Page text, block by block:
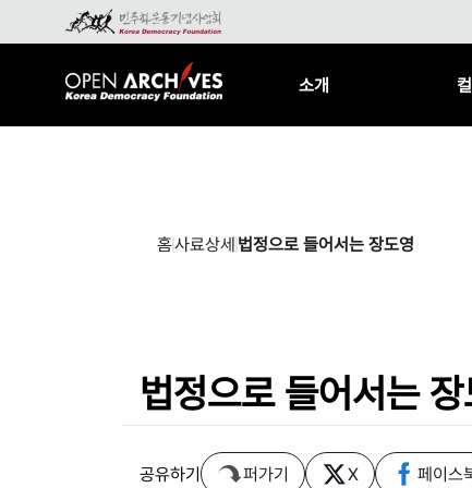
소개
홈사료상세 법정으로 들어서는 장도영
법정으로 들어서는 장
공유하기 퍼가기 X 페이스